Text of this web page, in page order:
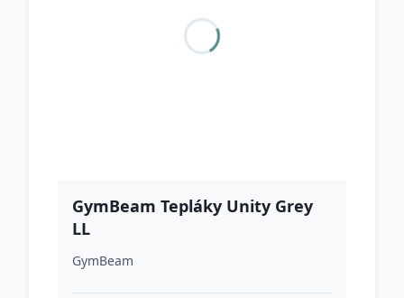
GymBeam Tepláky Unity Grey
LL
GymBeam